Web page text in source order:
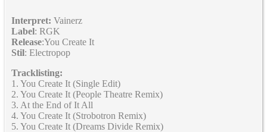
Interpret: Vainerz
Label: RGK
Release:You Create It
Stil: Electropop
Tracklisting:
1. You Create It (Single Edit)
2. You Create It (People Theatre Remix)
3. At the End of It All
4. You Create It (Strobotron Remix)
5. You Create It (Dreams Divide Remix)